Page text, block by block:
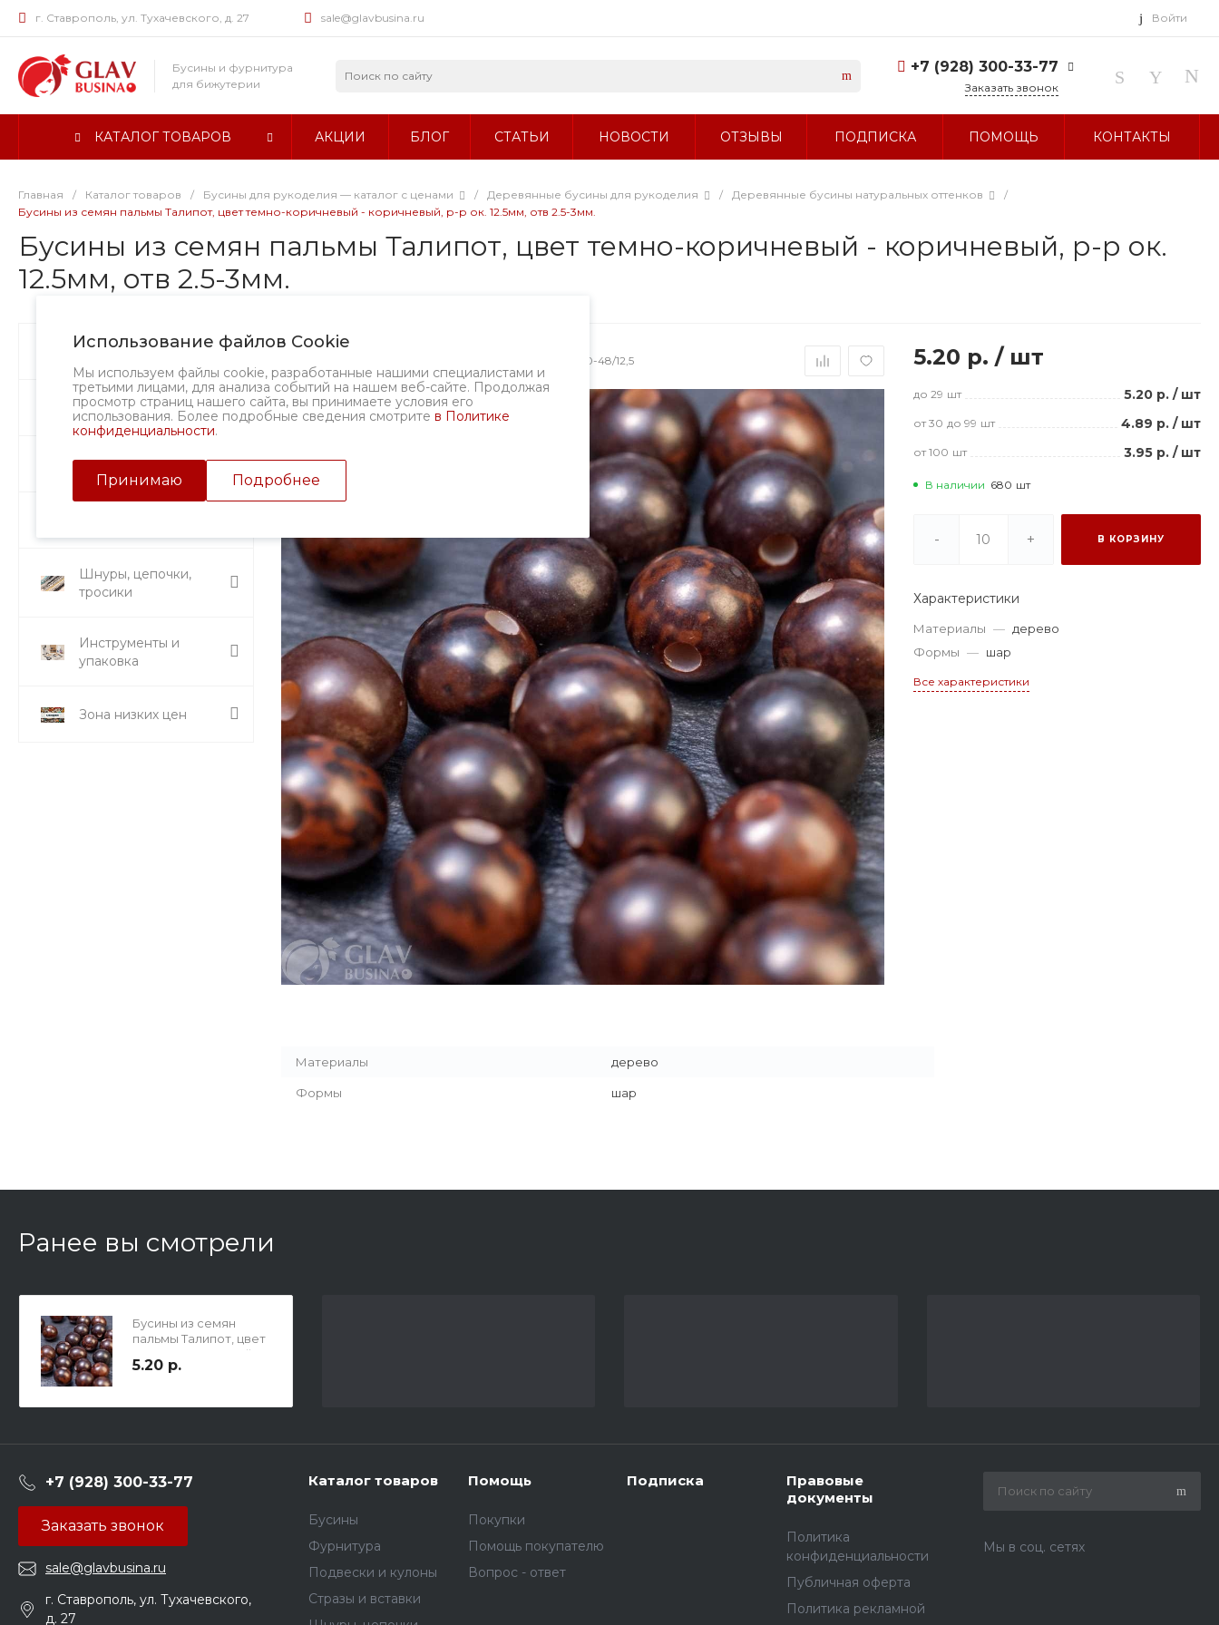
г. Ставрополь, ул. Тухачевского, д. 27 sale@glavbusina.ru Войти
Бусины и фурнитура
для бижутерии
+7 (928) 300-33-77
г. Ставрополь, ул.
sale@glavbusina.ru
Заказать звонок
КАТАЛОГ ТОВАРОВ АКЦИИ БЛОГ СТАТЬИ НОВОСТИ ОТЗЫВЫ ПОДПИСКА ПОМОЩЬ КОНТАКТЫ
Главная / Каталог товаров / Бусины для рукоделия — каталог с ценами / Деревянные бусины для рукоделия / Деревянные бусины натуральных оттенков
/
Бусины из семян пальмы Талипот, цвет темно-коричневый - коричневый, р-р ок. 12.5мм, отв 2.5-3мм.
Бусины из семян пальмы Талипот, цвет темно-коричневый - коричневый, р-р ок.
12.5мм, отв 2.5-3мм.
Использование файлов Cookie
Мы используем файлы cookie, разработанные нашими специалистами и
третьими лицами, для анализа событий на нашем веб-сайте. Продолжая
просмотр страниц нашего сайта, вы принимаете условия его
использования. Более подробные сведения смотрите в Политике
конфиденциальности.
Принимаю Подробнее
Бусины
Фурнитура
Подвески и кулоны
Шнуры, цепочки,
тросики
Инструменты и
упаковка
Зона низких цен
1670-48/12,5 5.20 р./ шт
до 29 шт 5.20 р. / шт
от 30 до 99 шт 4.89 р. / шт
от 100 шт 3.95 р. / шт
В наличии 680 шт
- + В КОРЗИНУ
Характеристики
Материалы — дерево
Формы — шар
Все характеристики
Материалы дерево
Формы шар
Ранее вы смотрели
Бусины из семян
пальмы Талипот, цвет
темно-коричневый -
коричневый, р-р ок.
5.20 р.
+7 (928) 300-33-77
Заказать звонок
sale@glavbusina.ru
г. Ставрополь, ул. Тухачевского,
д. 27
Каталог товаров
Бусины
Фурнитура
Подвески и кулоны
Стразы и вставки
Помощь
Покупки
Помощь покупателю
Вопрос - ответ
Подписка
Правовые
документы
Политика
конфиденциальности
Публичная оферта
Политика рекламной
Мы в соц. сетях